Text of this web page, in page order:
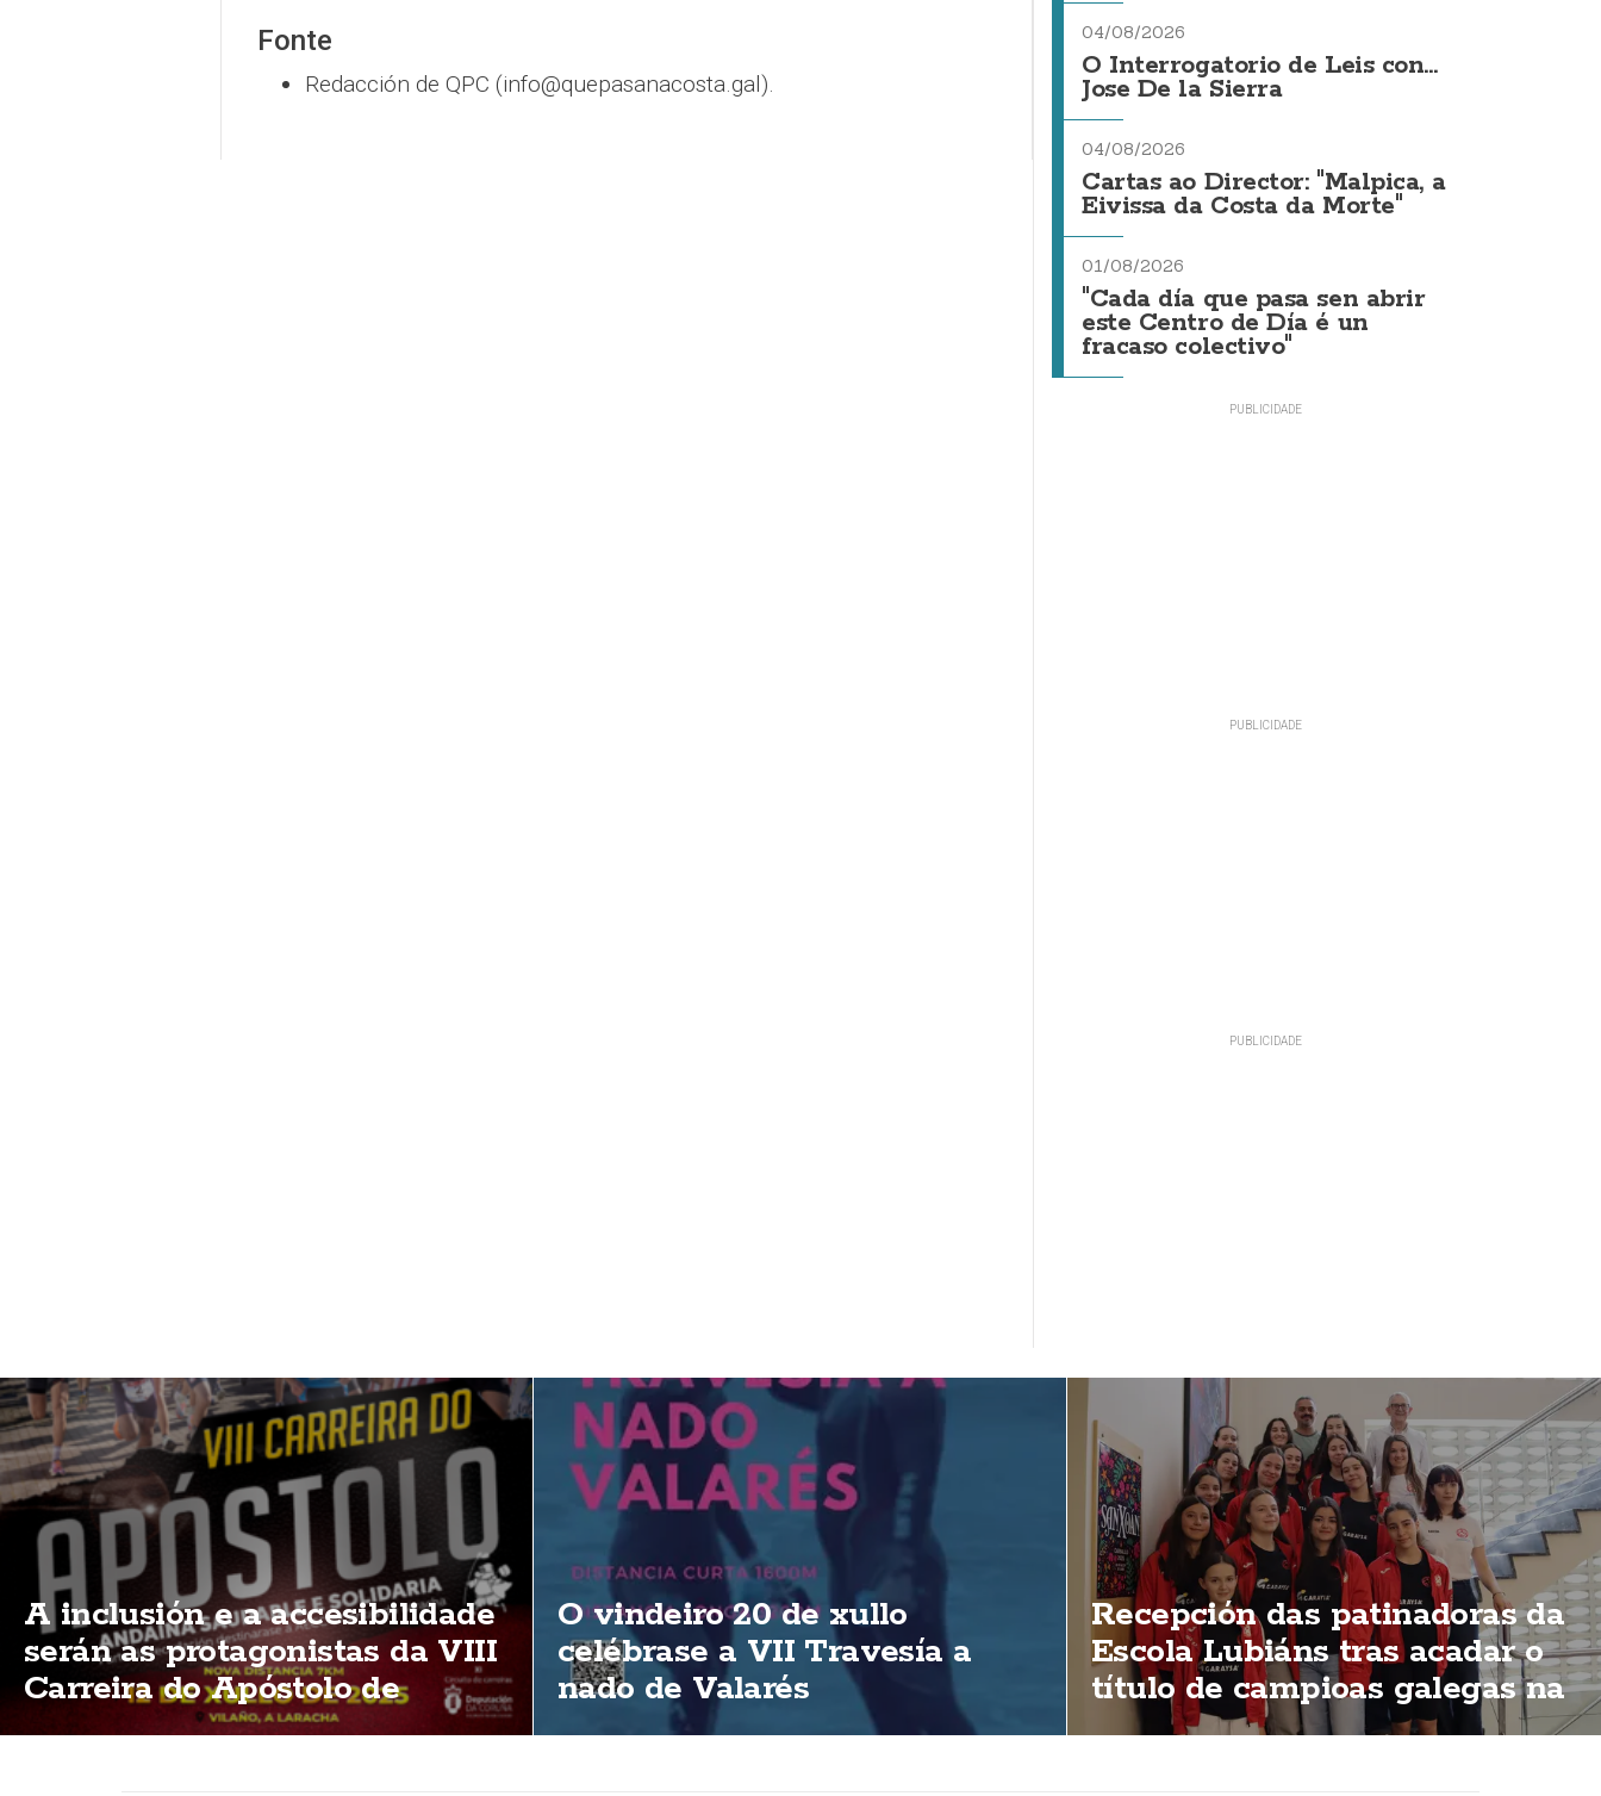
Fonte
Redacción de QPC (info@quepasanacosta.gal).
04/08/2026
O Interrogatorio de Leis con...
Jose De la Sierra
04/08/2026
Cartas ao Director: "Malpica, a
Eivissa da Costa da Morte"
01/08/2026
"Cada día que pasa sen abrir
este Centro de Día é un
fracaso colectivo"
A inclusión e a accesibilidade
serán as protagonistas da VIII
Carreira do Apóstolo de
Vilaño
O vindeiro 20 de xullo
celébrase a VII Travesía a
nado de Valarés
Recepción das patinadoras da
Escola Lubiáns tras acadar o
título de campioas galegas na
modalidas "ShoW"